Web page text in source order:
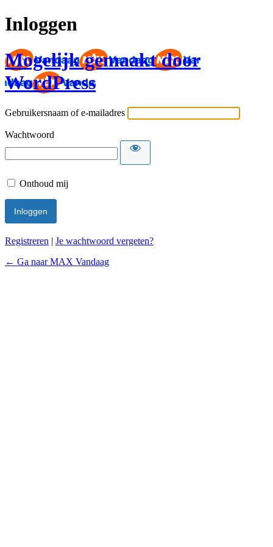
Inloggen
Mogelijk gemaakt door
WordPress
Gebruikersnaam of e-mailadres
Wachtwoord
Onthoud mij
Registreren | Je wachtwoord vergeten?
← Ga naar MAX Vandaag